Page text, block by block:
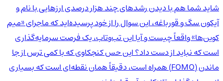
شاید شما هم با دیدن رشدهای چند هزار درصدی ارزهایی با نام و
آیکون سگ و قورباغه، این سوال را از خود پرسیده‌اید که ماجرای «میم
کوین‌ها» واقعاً چیست و آیا این تب‌وتاب، یک فرصت سرمایه‌گذاری
است که نباید از دست داد؟ این حس کنجکاوی که با کمی ترس از جا
ماندن (FOMO) همراه است، دقیقاً همان نقطه‌ای است که بسیاری